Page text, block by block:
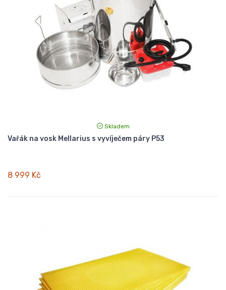
Skladem
Vařák na vosk Mellarius s vyvíječem páry P53
8 999 Kč